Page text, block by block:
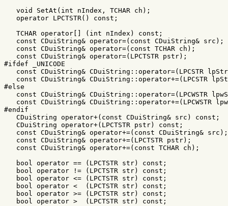
void
SetAt ( int nIndex , TCHAR ch );
operator LPCTSTR() const ;
TCHAR operator ( int nIndex ) const ;
const CDuiString& operator=( const CDuiString& src );
const CDuiString& operator=( const TCHAR ch );
const CDuiString& operator=( LPCTSTR pstr);
const CDuiString& CDuiString :: operator=( LPCSTR
lpStr
const CDuiString& CDuiString :: operator+=( LPCSTR
const CDuiString& CDuiString :: operator=( LPCWSTR
const CDuiString& CDuiString :: operator+=( LPCWSTR
CDuiString operator+( const CDuiString& src ) const ;
CDuiString operator+( LPCTSTR pstr) const ;
const CDuiString& operator+=( const CDuiString& src );
const CDuiString& operator+=( LPCTSTR pstr);
const CDuiString& operator+=( const TCHAR ch );
bool operator == ( LPCTSTR str) const ;
bool operator != ( LPCTSTR str) const ;
bool operator <= ( LPCTSTR str) const ;
bool operator < ( LPCTSTR str) const ;
bool operator >= ( LPCTSTR str) const ;
bool operator > ( LPCTSTR str) const ;